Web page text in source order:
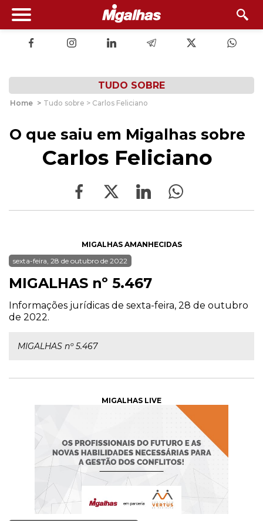
TUDO SOBRE
Home > Tudo sobre > Carlos Feliciano
O que saiu em Migalhas sobre
Carlos Feliciano
MIGALHAS AMANHECIDAS
sexta-feira, 28 de outubro de 2022
MIGALHAS nº 5.467
Informações jurídicas de sexta-feira, 28 de outubro
de 2022.
MIGALHAS nº 5.467
MIGALHAS LIVE